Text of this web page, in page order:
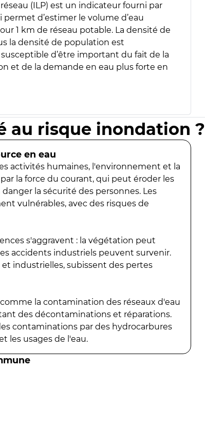
(ILP) est un indicateur fourni par
permet d’estimer le volume d’eau
1 km de réseau potable. La densité de
la densité de population est
d’être important du fait de la
et de la demande en eau plus forte en
au risque inondation ?
en eau
activités humaines, l'environnement et la
la force du courant, qui peut éroder les
la sécurité des personnes. Les
vulnérables, avec des risques de
s'aggravent : la végétation peut
accidents industriels peuvent survenir.
industrielles, subissent des pertes
la contamination des réseaux d'eau
des décontaminations et réparations.
contaminations par des hydrocarbures
les usages de l'eau.